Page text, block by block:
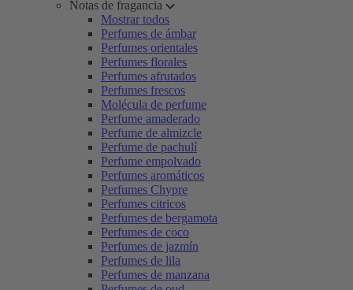
Notas de fragancia
Mostrar todos
Perfumes de ámbar
Perfumes orientales
Perfumes florales
Perfumes afrutados
Perfumes frescos
Molécula de perfume
Perfume amaderado
Perfume de almizcle
Perfume de pachulí
Perfume empolvado
Perfumes aromáticos
Perfumes Chypre
Perfumes citricos
Perfumes de bergamota
Perfumes de coco
Perfumes de jazmín
Perfumes de lila
Perfumes de manzana